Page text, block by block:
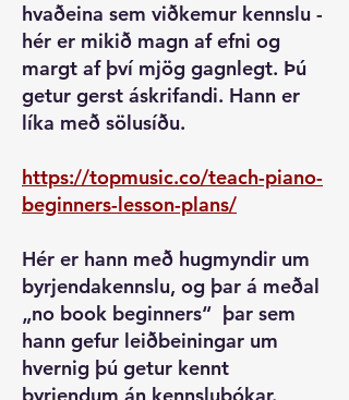
hvaðeina sem viðkemur kennslu -
hér er mikið magn af efni og
margt af því mjög gagnlegt. Þú
getur gerst áskrifandi. Hann er
líka með sölusíðu.
https://topmusic.co/teach-piano-
beginners-lesson-plans/
Hér er hann með hugmyndir um
byrjendakennslu, og þar á meðal
„no book beginners“ þar sem
hann gefur leiðbeiningar um
hvernig þú getur kennt